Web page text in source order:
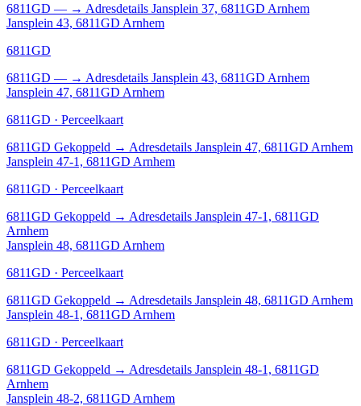
6811GD — → Adresdetails Jansplein 37, 6811GD Arnhem
Jansplein 43, 6811GD Arnhem
6811GD
6811GD — → Adresdetails Jansplein 43, 6811GD Arnhem
Jansplein 47, 6811GD Arnhem
6811GD · Perceelkaart
6811GD Gekoppeld → Adresdetails Jansplein 47, 6811GD Arnhem
Jansplein 47-1, 6811GD Arnhem
6811GD · Perceelkaart
6811GD Gekoppeld → Adresdetails Jansplein 47-1, 6811GD
Arnhem
Jansplein 48, 6811GD Arnhem
6811GD · Perceelkaart
6811GD Gekoppeld → Adresdetails Jansplein 48, 6811GD Arnhem
Jansplein 48-1, 6811GD Arnhem
6811GD · Perceelkaart
6811GD Gekoppeld → Adresdetails Jansplein 48-1, 6811GD
Arnhem
Jansplein 48-2, 6811GD Arnhem